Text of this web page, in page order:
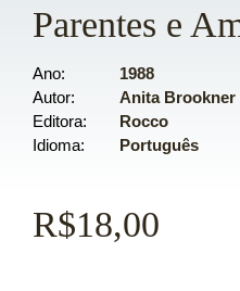
Parentes e
Ano
1988
Autor
Anita Brookner
Editora
Rocco
Idioma
Português
R$18,00